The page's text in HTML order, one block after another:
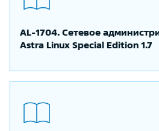
AL-1704. Сетевое
Astra Linux Special Edition 1.7